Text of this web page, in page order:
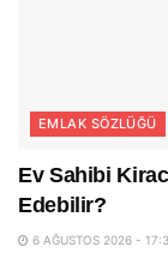
EMLAK SÖZLÜĞÜ
Ev Sahibi
Edebilir?
6 AĞUSTOS 2026 -